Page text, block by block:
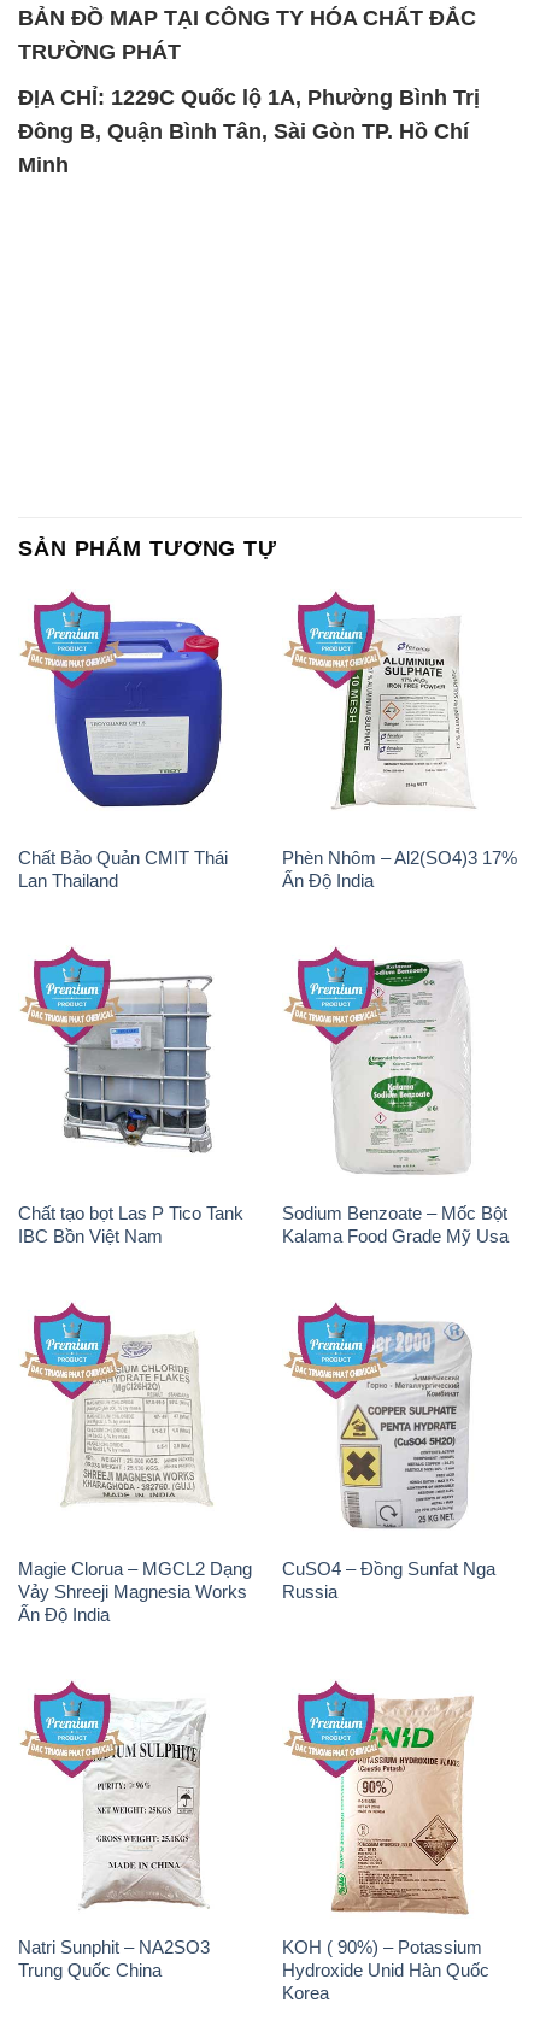
BẢN ĐỒ MAP TẠI CÔNG TY HÓA CHẤT ĐẮC
TRƯỜNG PHÁT
ĐỊA CHỈ: 1229C Quốc lộ 1A, Phường Bình Trị
Đông B, Quận Bình Tân, Sài Gòn TP. Hồ Chí
Minh
SẢN PHẨM TƯƠNG TỰ
Chất Bảo Quản CMIT Thái
Lan Thailand
Phèn Nhôm – Al2(SO4)3 17%
Ấn Độ India
Chất tạo bọt Las P Tico Tank
IBC Bồn Việt Nam
Sodium Benzoate – Mốc Bột
Kalama Food Grade Mỹ Usa
Magie Clorua – MGCL2 Dạng
Vảy Shreeji Magnesia Works
Ấn Độ India
CuSO4 – Đồng Sunfat Nga
Russia
Natri Sunphit – NA2SO3
Trung Quốc China
KOH ( 90%) – Potassium
Hydroxide Unid Hàn Quốc
Korea